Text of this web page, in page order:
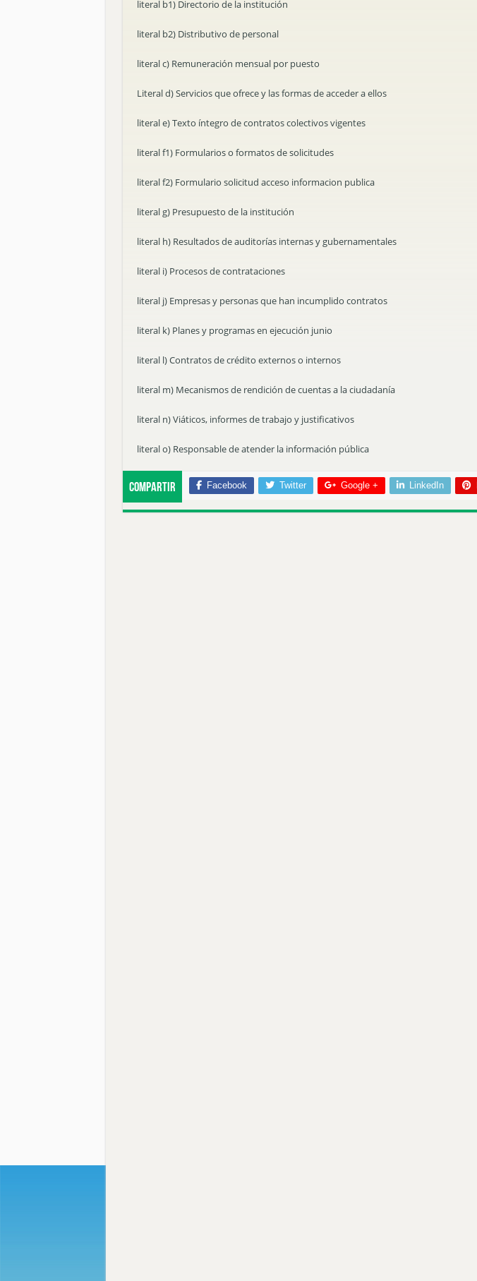
literal b1) Directorio de la institución
literal b2) Distributivo de personal
literal c) Remuneración mensual por puesto
Literal d) Servicios que ofrece y las formas de acceder a ellos
literal e) Texto íntegro de contratos colectivos vigentes
literal f1) Formularios o formatos de solicitudes
literal f2) Formulario solicitud acceso informacion publica
literal g) Presupuesto de la institución
literal h) Resultados de auditorías internas y gubernamentales
literal i) Procesos de contrataciones
literal j) Empresas y personas que han incumplido contratos
literal k) Planes y programas en ejecución junio
literal l) Contratos de crédito externos o internos
literal m) Mecanismos de rendición de cuentas a la ciudadanía
literal n) Viáticos, informes de trabajo y justificativos
literal o) Responsable de atender la información pública
Compartir Facebook Twitter Google + LinkedIn